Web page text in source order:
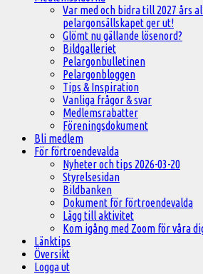
Var med och bidra till 2027 års
pelargonsällskapet ger ut!
Glömt nu gällande lösenord?
Bildgalleriet
Pelargonbulletinen
Pelargonbloggen
Tips & Inspiration
Vanliga frågor & svar
Medlemsrabatter
Föreningsdokument
Bli medlem
För förtroendevalda
Nyheter och tips 2026-03-20
Styrelsesidan
Bildbanken
Dokument för förtroendevalda
Lägg till aktivitet
Kom igång med Zoom för våra
Länktips
Översikt
Logga ut